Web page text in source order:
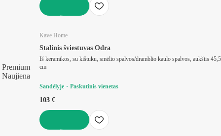
Premium
Naujiena
Kave Home
Stalinis šviestuvas Odra
Iš keramikos, su kištuku, smėlio spalvos/dramblio kaulo spalvos, aukštis 45,5
cm
Sandėlyje Paskutinis vienetas
103 €